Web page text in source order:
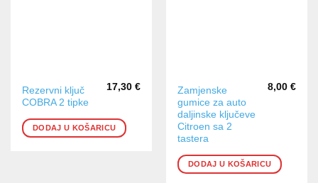
Rezervni ključ
COBRA 2 tipke
17,30 €
DODAJ U KOŠARICU
Zamjenske
gumice za auto
daljinske ključeve
Citroen sa 2
tastera
8,00 €
DODAJ U KOŠARICU